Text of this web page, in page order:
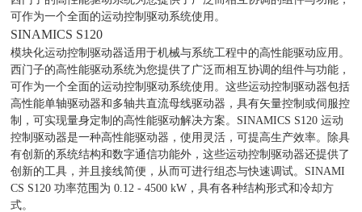
可作为一个全面的运动控制驱动系统使用。
SINAMICS S120
模块化运动控制驱动器适用于机械与系统工程中的高性能驱动应用。
西门子的高性能驱动系统为您提供了广泛而相互协调的组件与功能，
可作为一个全面的运动控制驱动系统使用。这些运动控制驱动器包括
高性能单轴驱动器和多轴共直流母线驱动器，具有矢量控制或伺服控
制，可实现量身定制的高性能驱动解决方案。SINAMICS S120 运动
控制驱动器是一种高性能驱动器，使用灵活，可提高生产效率。除具
有创新的系统结构和数字通信功能外，这些运动控制驱动器还提供了
创新的工具，并且接线简便，从而可进行组态与快速调试。SINAMI
CS S120 功率范围为 0.12 - 4500 kW，具有各种结构形式和冷却方
式。